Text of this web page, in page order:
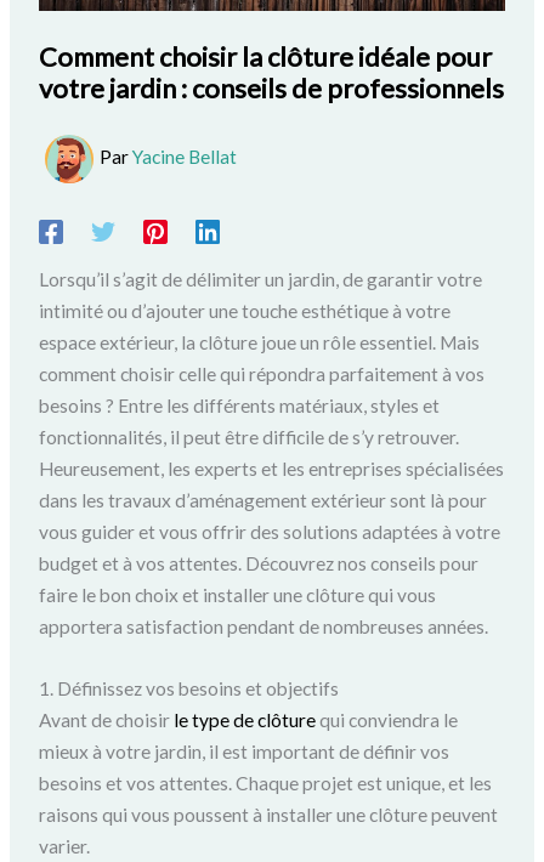
Comment choisir la clôture idéale pour
votre jardin : conseils de professionnels
ParYacine Bellat
Lorsqu’il s’agit de délimiter un jardin, de garantir votre
intimité ou d’ajouter une touche esthétique à votre
espace extérieur, la clôture joue un rôle essentiel. Mais
comment choisir celle qui répondra parfaitement à vos
besoins ? Entre les différents matériaux, styles et
fonctionnalités, il peut être difficile de s’y retrouver.
Heureusement, les experts et les entreprises spécialisées
dans les travaux d’aménagement extérieur sont là pour
vous guider et vous offrir des solutions adaptées à votre
budget et à vos attentes. Découvrez nos conseils pour
faire le bon choix et installer une clôture qui vous
apportera satisfaction pendant de nombreuses années.
1. Définissez vos besoins et objectifs
Avant de choisir le type de clôturequi conviendra le
mieux à votre jardin, il est important de définir vos
besoins et vos attentes. Chaque projet est unique, et les
raisons qui vous poussent à installer une clôture peuvent
varier.